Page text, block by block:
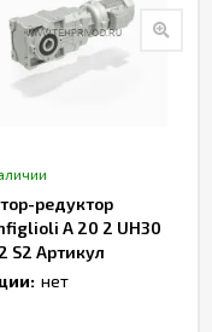
редуктор
A 20 2 UH30
S2 Артикул
нет